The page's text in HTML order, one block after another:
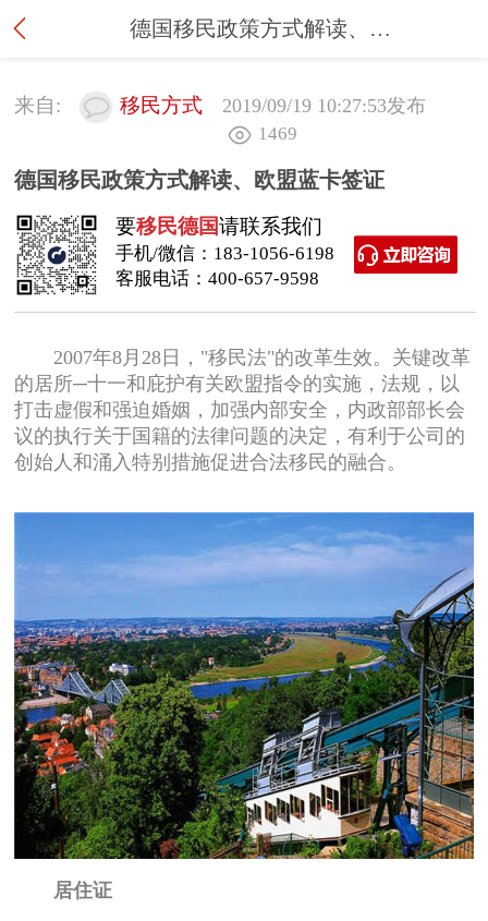
德国移民政策方式解读、欧盟蓝卡签证
来自: 移民方式 2019/09/19 10:27:53发布
1469
德国移民政策方式解读、欧盟蓝卡签证
要移民德国请联系我们
手机/微信： 183-1056-6198
客服电话： 400-657-9598
2007年8月28日，"移民法"的改革生效。关键改革
的居所─十一和庇护有关欧盟指令的实施，法规，以
打击虚假和强迫婚姻，加强内部安全，内政部部长会
议的执行关于国籍的法律问题的决定，有利于公司的
创始人和涌入特别措施促进合法移民的融合。
居住证